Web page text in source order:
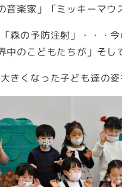
音楽家」「ミッキーマウ
森の予防注射」・・・
中のこどもたちが」そし
きくなった子ども達の